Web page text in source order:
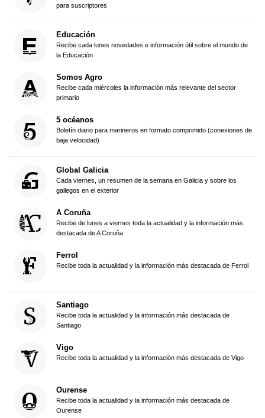
para suscriptores
Educación
Recibe cada lunes novedades e información útil sobre el mundo de
la Educación
Somos Agro
Recibe cada miércoles la información más relevante del sector
primario
5 océanos
Boletín diario para marineros en formato comprimido (conexiones de
baja velocidad)
Global Galicia
Cada viernes, un resumen de la semana en Galicia y sobre los
gallegos en el exterior
A Coruña
Recibe de lunes a viernes toda la actualidad y la información más
destacada de A Coruña
Ferrol
Recibe toda la actualidad y la información más destacada de Ferrol
Santiago
Recibe toda la actualidad y la información más destacada de
Santiago
Vigo
Recibe toda la actualidad y la información más destacada de Vigo
Ourense
Recibe toda la actualidad y la información más destacada de
Ourense